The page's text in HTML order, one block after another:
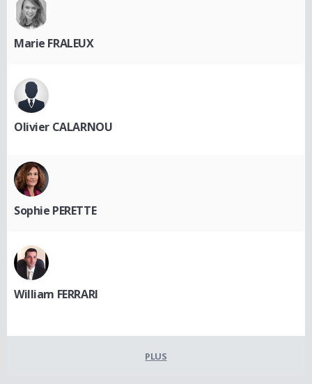
Marie FRALEUX
Olivier CALARNOU
Sophie PERETTE
William FERRARI
PLUS